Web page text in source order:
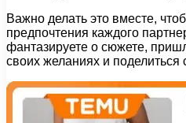
Важно делать это вместе,
предпочтения каждого
фантазируете о сюжете,
своих желаниях и